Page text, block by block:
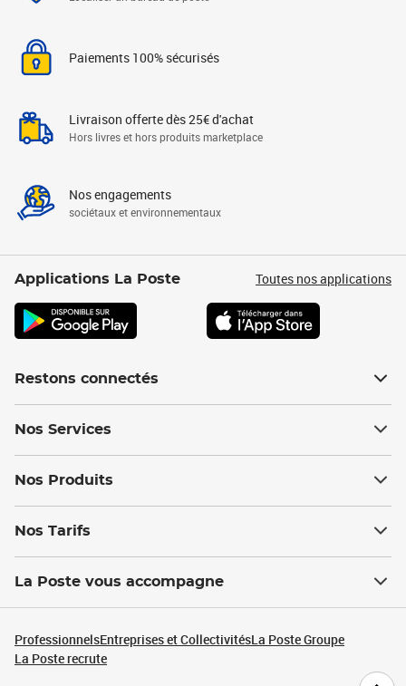
Paiements 100% sécurisés
Livraison offerte dès 25€ d'achat
Hors livres et hors produits marketplace
Nos engagements
sociétaux et environnementaux
Applications La Poste Toutes nos applications
Restons connectés
Nos Services
Nos Produits
Nos Tarifs
La Poste vous accompagne
ProfessionnelsEntreprises et CollectivitésLa Poste Groupe
La Poste recrute